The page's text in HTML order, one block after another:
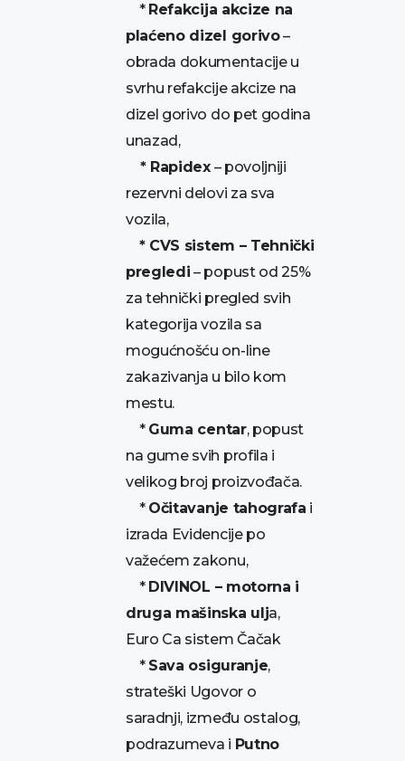
* Refakcija akcize na
plaćeno dizel gorivo–
obrada dokumentacije u
svrhu refakcije akcize na
dizel gorivo do pet godina
unazad,
* Rapidex– povoljniji
rezervni delovi za sva
vozila,
* CVS sistem – Tehnički
pregledi – popust od 25%
za tehnički pregled svih
kategorija vozila sa
mogućnošću on-line
zakazivanja u bilo kom
mestu.
* Guma centar, popust
na gume svih profila i
velikog broj proizvođača.
* Očitavanje tahografa i
izrada Evidencije po
važećem zakonu,
* DIVINOL – motorna i
druga mašinska ulja,
Euro Ca sistem Čačak
* Sava osiguranje,
strateški Ugovor o
saradnji, između ostalog,
podrazumeva i Putno